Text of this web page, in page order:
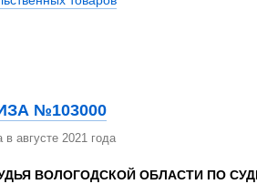
№103000
августе 2021 года
ВОЛОГОДСКОЙ ОБЛАСТИ ПО